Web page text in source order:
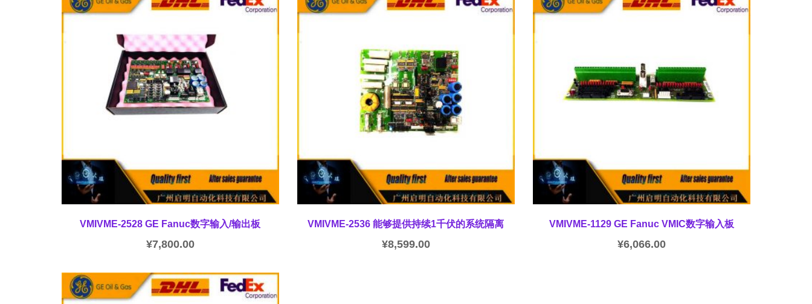
VMIVME-2528 GE Fanuc数字输入/输出板
¥7,800.00
VMIVME-2536 能够提供持续1千伏的系统隔离
¥8,599.00
VMIVME-1129 GE Fanuc VMIC数字输入板
¥6,066.00